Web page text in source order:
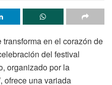
en el corazón de
del festival
organizado por la
ofrece una variada